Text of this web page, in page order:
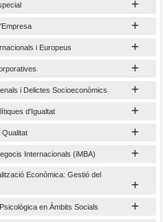
i Europeus
i Delictes Socioeconòmics
d'Igualtat
Qualitat
Internacionals (iMBA)
Econòmica: Gestió del
en Àmbits Socials